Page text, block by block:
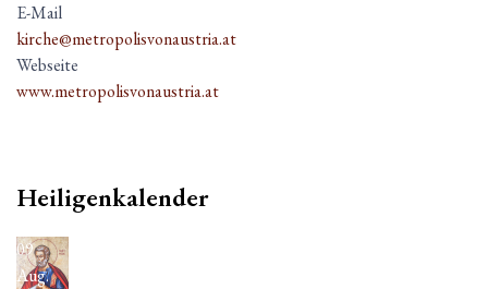
E-Mail
kirche@metropolisvonaustria.at
Webseite
www.metropolisvonaustria.at
Heiligenkalender
09
Aug.